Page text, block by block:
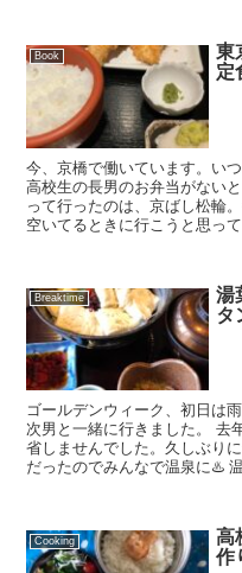
Book
東
定
今、京橋で働いています。い
高校生の長男のお弁当がない
って行ったのは、京ばし松輪
空いてるときに行こうと思っ
Breaktime
湯
タ
ゴールデンウィーク、初日は
次男と一緒に行きました。 去
省しませんでした。久しぶり
だったのでみんなで温泉に♨️
Cooking
高
作